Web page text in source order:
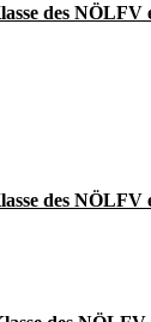
des NÖLFV
des NÖLFV